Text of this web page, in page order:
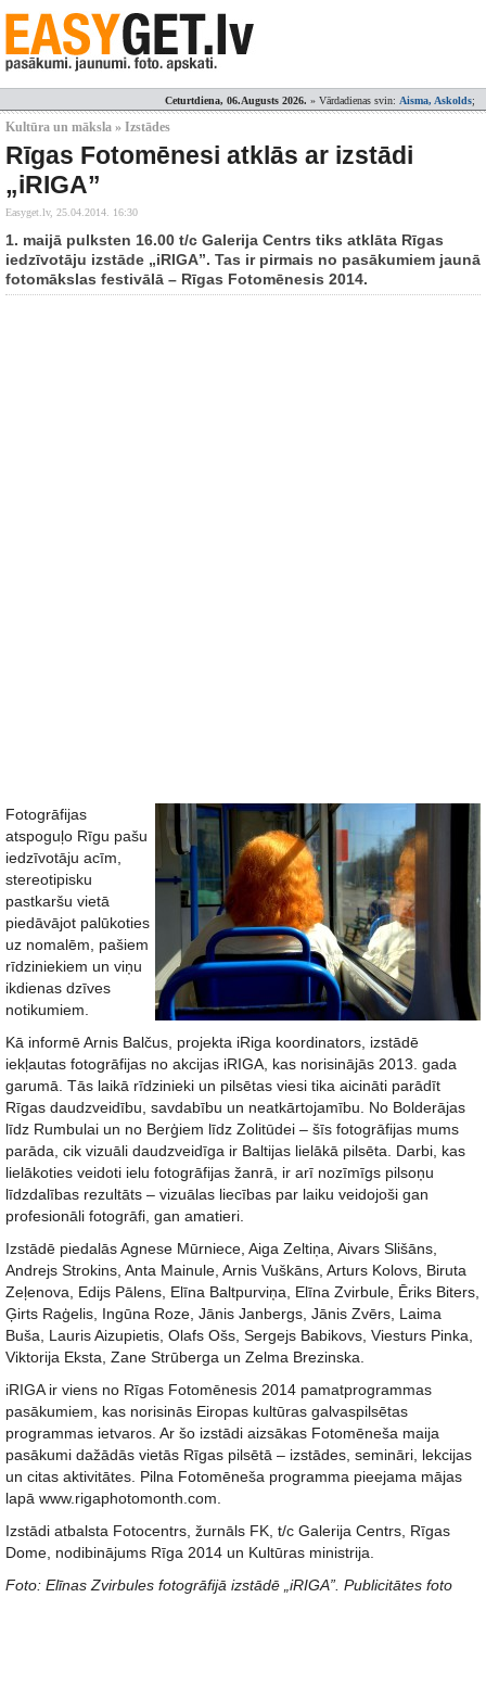
Ceturtdiena, 06.Augusts 2026. » Vārdadienas svin: Aisma, Askolds;
Kultūra un māksla » Izstādes
Rīgas Fotomēnesi atklās ar izstādi
„iRIGA”
Easyget.lv, 25.04.2014. 16:30
1. maijā pulksten 16.00 t/c Galerija Centrs tiks atklāta Rīgas
iedzīvotāju izstāde „iRIGA”. Tas ir pirmais no pasākumiem jaunā
fotomākslas festivālā – Rīgas Fotomēnesis 2014.
Fotogrāfijas
atspoguļo Rīgu pašu
iedzīvotāju acīm,
stereotipisku
pastkaršu vietā
piedāvājot palūkoties
uz nomalēm, pašiem
rīdziniekiem un viņu
ikdienas dzīves
notikumiem.
Kā informē Arnis Balčus, projekta iRiga koordinators, izstādē
iekļautas fotogrāfijas no akcijas iRIGA, kas norisinājās 2013. gada
garumā. Tās laikā rīdzinieki un pilsētas viesi tika aicināti parādīt
Rīgas daudzveidību, savdabību un neatkārtojamību. No Bolderājas
līdz Rumbulai un no Berģiem līdz Zolitūdei – šīs fotogrāfijas mums
parāda, cik vizuāli daudzveidīga ir Baltijas lielākā pilsēta. Darbi, kas
lielākoties veidoti ielu fotogrāfijas žanrā, ir arī nozīmīgs pilsoņu
līdzdalības rezultāts – vizuālas liecības par laiku veidojoši gan
profesionāli fotogrāfi, gan amatieri.
Izstādē piedalās Agnese Mūrniece, Aiga Zeltiņa, Aivars Slišāns,
Andrejs Strokins, Anta Mainule, Arnis Vuškāns, Arturs Kolovs, Biruta
Zeļenova, Edijs Pālens, Elīna Baltpurviņa, Elīna Zvirbule, Ēriks Biters,
Ģirts Raģelis, Ingūna Roze, Jānis Janbergs, Jānis Zvērs, Laima
Buša, Lauris Aizupietis, Olafs Ošs, Sergejs Babikovs, Viesturs Pinka,
Viktorija Eksta, Zane Strūberga un Zelma Brezinska.
iRIGA ir viens no Rīgas Fotomēnesis 2014 pamatprogrammas
pasākumiem, kas norisinās Eiropas kultūras galvaspilsētas
programmas ietvaros. Ar šo izstādi aizsākas Fotomēneša maija
pasākumi dažādās vietās Rīgas pilsētā – izstādes, semināri, lekcijas
un citas aktivitātes. Pilna Fotomēneša programma pieejama mājas
lapā www.rigaphotomonth.com.
Izstādi atbalsta Fotocentrs, žurnāls FK, t/c Galerija Centrs, Rīgas
Dome, nodibinājums Rīga 2014 un Kultūras ministrija.
Foto: Elīnas Zvirbules fotogrāfijā izstādē „iRIGA”. Publicitātes foto